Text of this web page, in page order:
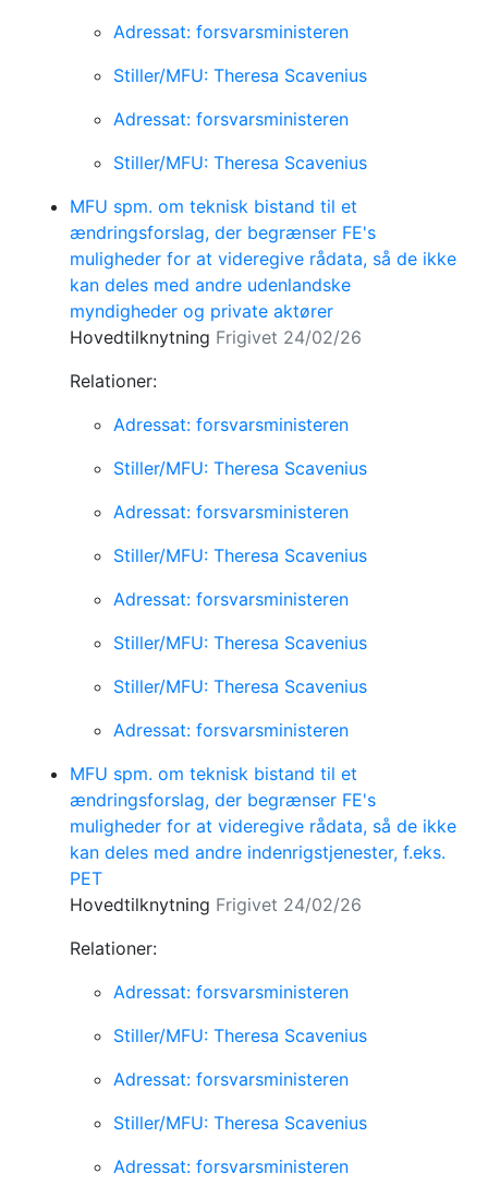
Adressat: forsvarsministeren
Stiller/MFU: Theresa Scavenius
Adressat: forsvarsministeren
Stiller/MFU: Theresa Scavenius
MFU spm. om teknisk bistand til et
ændringsforslag, der begrænser FE's
muligheder for at videregive rådata, så de ikke
kan deles med andre udenlandske
myndigheder og private aktører
Hovedtilknytning Frigivet 24/02/26
Relationer:
Adressat: forsvarsministeren
Stiller/MFU: Theresa Scavenius
Adressat: forsvarsministeren
Stiller/MFU: Theresa Scavenius
Adressat: forsvarsministeren
Stiller/MFU: Theresa Scavenius
Stiller/MFU: Theresa Scavenius
Adressat: forsvarsministeren
MFU spm. om teknisk bistand til et
ændringsforslag, der begrænser FE's
muligheder for at videregive rådata, så de ikke
kan deles med andre indenrigstjenester, f.eks.
PET
Hovedtilknytning Frigivet 24/02/26
Relationer:
Adressat: forsvarsministeren
Stiller/MFU: Theresa Scavenius
Adressat: forsvarsministeren
Stiller/MFU: Theresa Scavenius
Adressat: forsvarsministeren